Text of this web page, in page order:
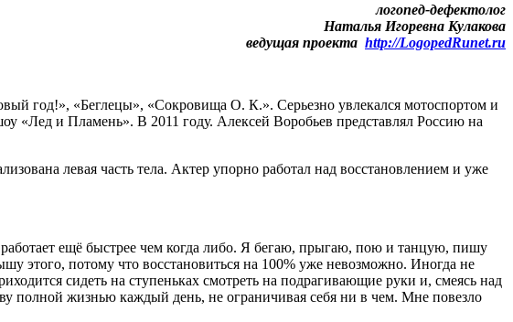
логопед-дефектолог
Наталья Игоревна Кулакова
ведущая проекта http://LogopedRunet.ru
год!», «Беглецы», «Сокровища О. К.». Серьезно увлекался мотоспортом и
и Пламень». В 2011 году. Алексей Воробьев представлял Россию на
левая часть тела. Актер упорно работал над восстановлением и уже
ещё быстрее чем когда либо. Я бегаю, прыгаю, пою и танцую, пишу
потому что восстановиться на 100% уже невозможно. Иногда не
сидеть на ступеньках смотреть на подрагивающие руки и, смеясь над
полной жизнью каждый день, не ограничивая себя ни в чем. Мне повезло